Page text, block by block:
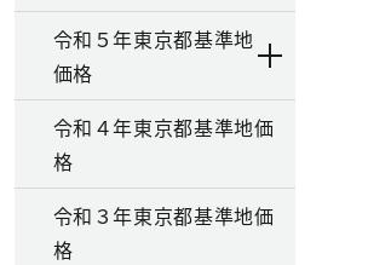
令和５年東京都基準地
価格
令和４年東京都基準地価
格
令和３年東京都基準地価
格